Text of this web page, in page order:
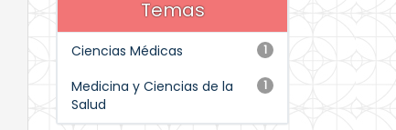
Temas
1
Ciencias Médicas
1
Medicina y Ciencias de la
Salud